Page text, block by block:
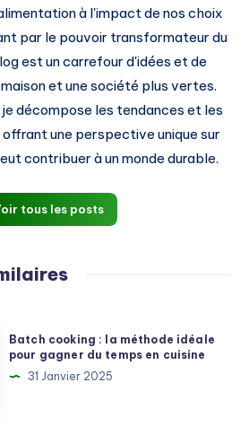
à l'impact de nos choix
par le pouvoir transformateur du
est un carrefour d'idées et de
et une société plus vertes.
décompose les tendances et les
une perspective unique sur
contribuer à un monde durable.
tous les posts
Batch cooking : la méthode idéale
pour gagner du temps en cuisine
31 Janvier 2025